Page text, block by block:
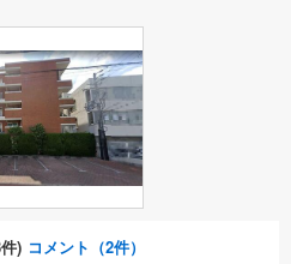
) コメント（2件）